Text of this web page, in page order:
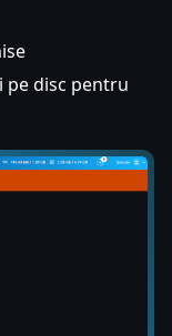
pe disc pentru